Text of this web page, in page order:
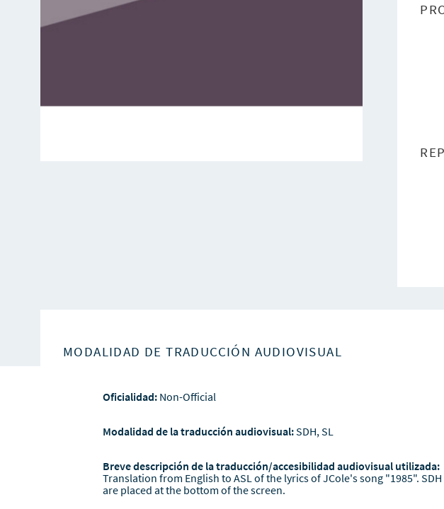
MODALIDAD DE TRADUCCIÓN AUDIOVISUAL
Oficialidad: Non-Official
Modalidad de la traducción audiovisual:SDH, SL
Breve descripción de la traducción/accesibilidad audiovisual utilizada:
Translation from English to ASL of the lyrics of JCole's song "1985". SDH
are placed at the bottom of the screen.